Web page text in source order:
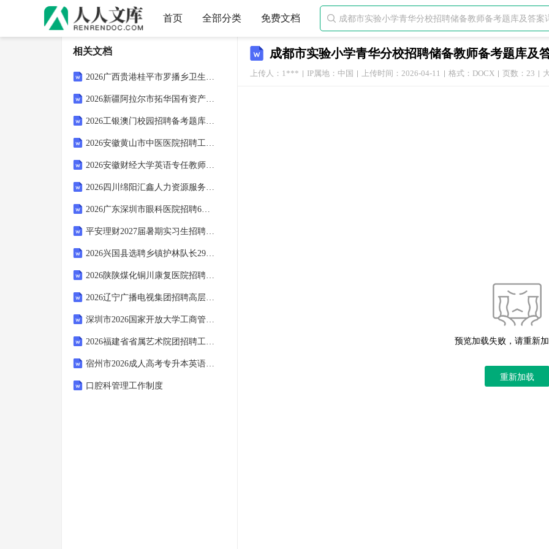
首页 全部分类 免费文档 
成都市实验小学青华分校招聘储备教师备考题库及
上传人：1*** IP属地：中国 上传时间：2026-04-11 格式：DOCX 页数：23
预览加载失败，请重新
重新加载
相关文档
2026广西贵港桂平市罗播乡卫生院招聘编外工作人员的3人备考题库及1套参考答案详解
2026新疆阿拉尔市拓华国有资产经营有限责任公司招（竞）聘高层管理人员5人备考题库附答案详解（精练）
2026工银澳门校园招聘备考题库含答案详解（黄金题型）
2026安徽黄山市中医医院招聘工作人员3人备考题库含答案详解ab卷
2026安徽财经大学英语专任教师（人事代理）招聘2人备考题库附答案详解（完整版）
2026四川绵阳汇鑫人力资源服务有限公司招聘服务人员1人备考题库及答案详解（夺冠）
2026广东深圳市眼科医院招聘6人备考题库含答案详解（培优b卷）
平安理财2027届暑期实习生招聘备考题库及一套参考答案详解
2026兴国县选聘乡镇护林队长29人备考题库含答案详解（基础题）
2026陕陕煤化铜川康复医院招聘6人备考题库（含答案详解）
2026辽宁广播电视集团招聘高层次和急需紧缺人才31人备考题库含答案详解（新）
深圳市2026国家开放大学工商管理-期末考试提分复习题(含答案)
2026福建省省属艺术院团招聘工作人员21人备考题库含答案详解ab卷
宿州市2026成人高考专升本英语预测试题(含答案)
口腔科管理工作制度